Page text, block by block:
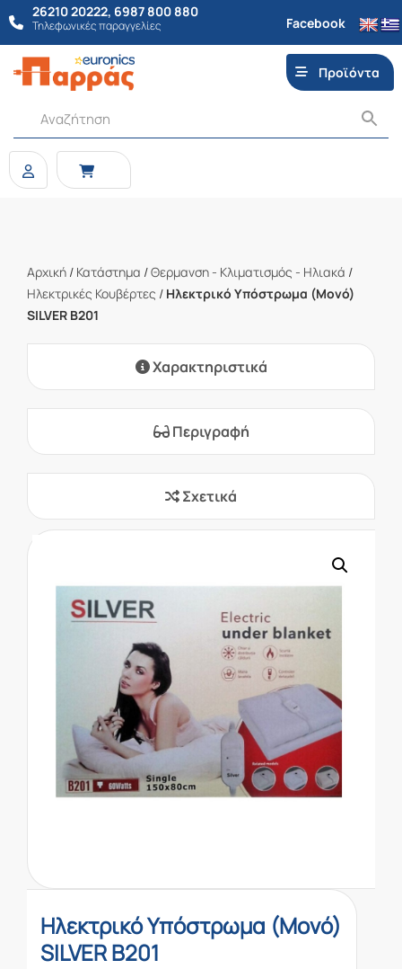
26210 20222, 6987 800 880
Τηλεφωνικές παραγγελίες Facebook
Προϊόντα
Αρχική / Κατάστημα /Θερμανση - Κλιματισμός - Ηλιακά /
Ηλεκτρικές Κουβέρτες / Ηλεκτρικό Υπόστρωμα (Μονό)
SILVER B201
Χαρακτηριστικά
Περιγραφή
Σχετικά
Ηλεκτρικό Υπόστρωμα (Μονό)
SILVER B201